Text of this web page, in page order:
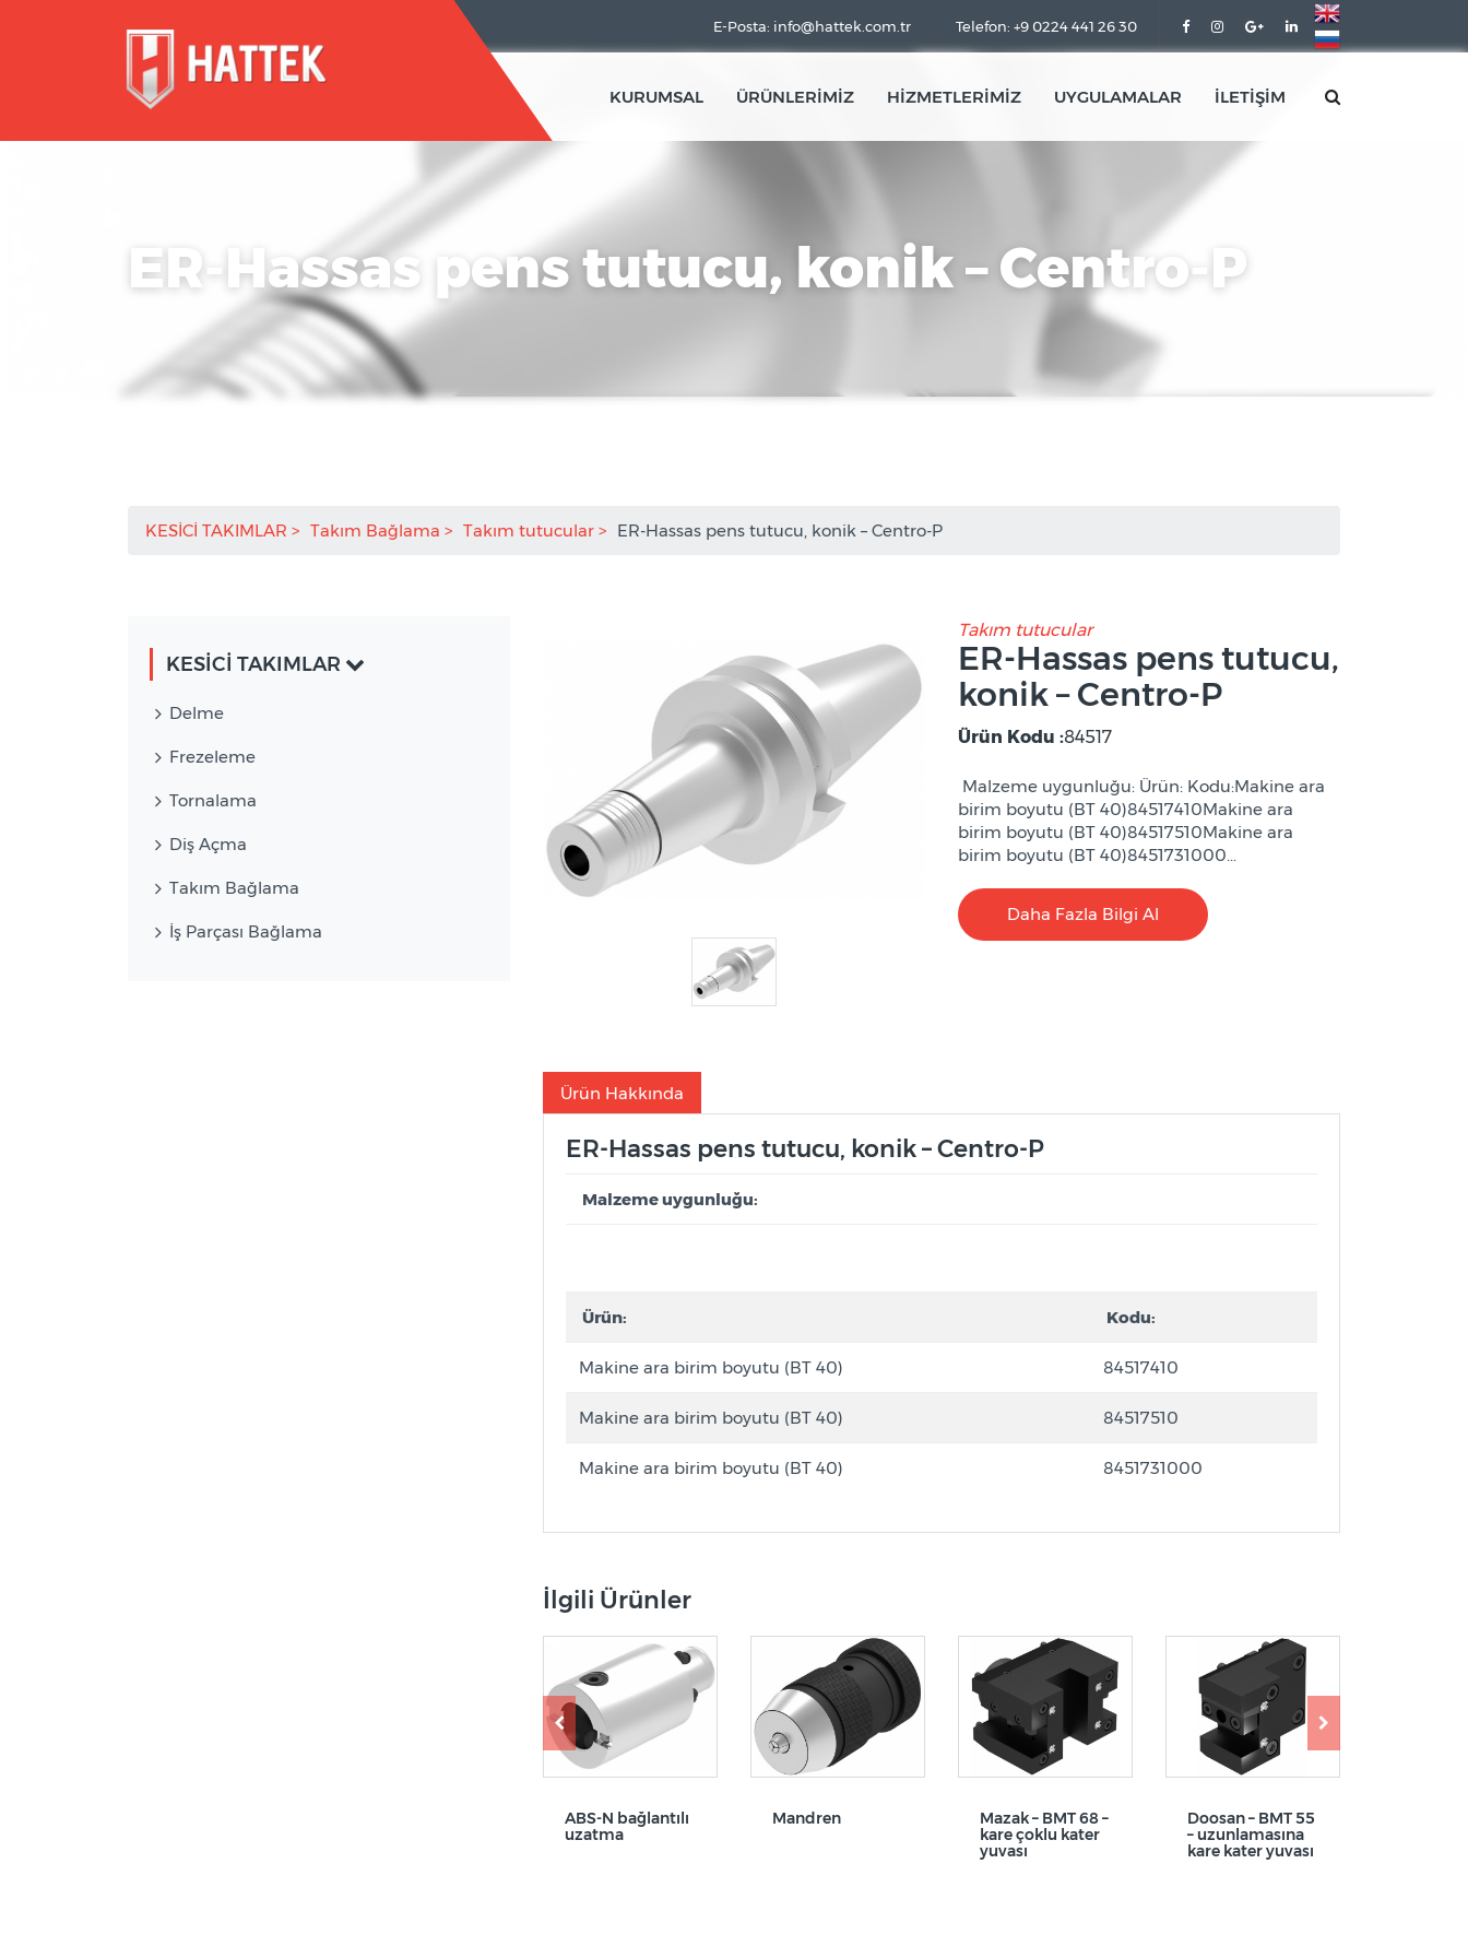
E-Posta: info@hattek.com.tr Telefon: +9 0224 441 26 30
ER-Hassas pens tutucu, konik – Centro-P
KURUMSAL ÜRÜNLERİMİZ HİZMETLERİMİZ UYGULAMALAR İLETİŞİM
KESİCİ TAKIMLAR Takım Bağlama Takım tutucular ER-Hassas pens tutucu, konik – Centro-P
Takım tutucular
ER-Hassas pens tutucu,
konik – Centro-P
Ürün Kodu :84517
Malzeme uygunluğu: Ürün: Kodu:Makine ara
birim boyutu (BT 40)84517410Makine ara
birim boyutu (BT 40)84517510Makine ara
birim boyutu (BT 40)8451731000...
Daha Fazla Bilgi Al
Ürün Hakkında
ER-Hassas pens tutucu, konik – Centro-P
Malzeme uygunluğu:
Ürün: Kodu:
Makine ara birim boyutu (BT 40) 84517410
Makine ara birim boyutu (BT 40) 84517510
Makine ara birim boyutu (BT 40) 8451731000
İlgili Ürünler
ABS-N bağlantılı
uzatma
Mandren
Mazak – BMT 68 –
kare çoklu kater
yuvası
Doosan – BMT 55
– uzunlamasına
kare kater yuvası
KESİCİ TAKIMLAR
Delme
Frezeleme
Tornalama
Diş Açma
Takım Bağlama
İş Parçası Bağlama